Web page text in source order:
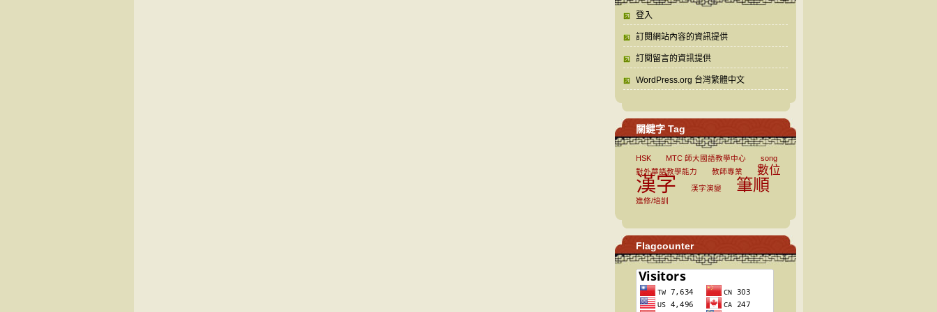
登入
訂閱網站內容的資訊提供
訂閱留言的資訊提供
WordPress.org 台灣繁體中文
關鍵字 Tag
HSK MTC 師大國語教學中心
song
對外華語教學能力
教師專業 數位
漢字 漢字演變 筆順
進修/培訓
Flagcounter